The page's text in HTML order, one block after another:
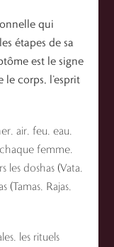
qui
étapes de sa
est le signe
corps, l’esprit
air, feu, eau,
femme.
les doshas (Vata,
Rajas,
les rituels